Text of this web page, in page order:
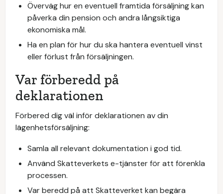
Överväg hur en eventuell framtida försäljning kan
påverka din pension och andra långsiktiga
ekonomiska mål.
Ha en plan för hur du ska hantera eventuell vinst
eller förlust från försäljningen.
Var förberedd på
deklarationen
Förbered dig väl inför deklarationen av din
lägenhetsförsäljning:
Samla all relevant dokumentation i god tid.
Använd Skatteverkets e-tjänster för att förenkla
processen.
Var beredd på att Skatteverket kan begära